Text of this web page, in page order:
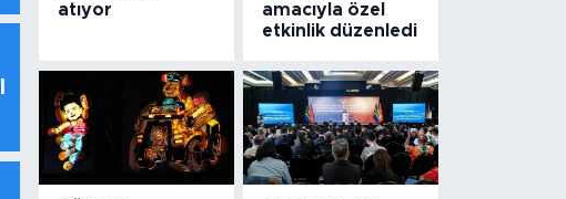
atıyor
amacıyla özel
etkinlik düzenledi